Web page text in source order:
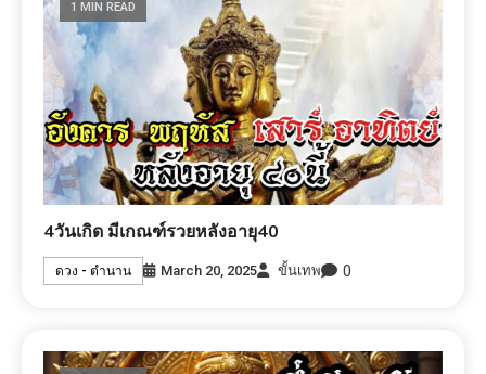
1 MIN READ
4วันเกิด มีเกณฑ์รวยหลังอายุ40
ดวง - ตำนาน March 20, 2025 ขั้นเทพ 0